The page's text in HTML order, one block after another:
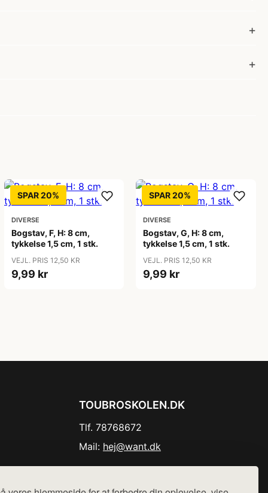
SPAR 20%
DIVERSE
Bogstav, F, H: 8 cm,
tykkelse 1,5 cm, 1 stk.
VEJL. PRIS 12,50 KR
9,99 kr
SPAR 20%
DIVERSE
Bogstav, G, H: 8 cm,
tykkelse 1,5 cm, 1 stk.
VEJL. PRIS 12,50 KR
9,99 kr
TOUBROSKOLEN.DK
Tlf. 78768672
Mail: hej@want.dk